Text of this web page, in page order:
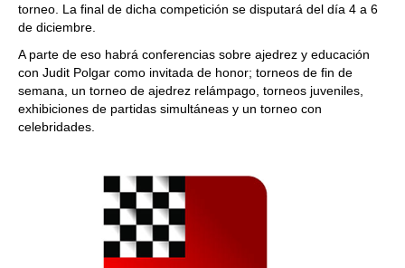
torneo. La final de dicha competición se disputará del día 4 a 6
de diciembre.
A parte de eso habrá conferencias sobre ajedrez y educación
con Judit Polgar como invitada de honor; torneos de fin de
semana, un torneo de ajedrez relámpago, torneos juveniles,
exhibiciones de partidas simultáneas y un torneo con
celebridades.